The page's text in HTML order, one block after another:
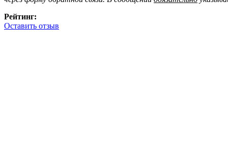
Рейтинг:
Оставить отзыв